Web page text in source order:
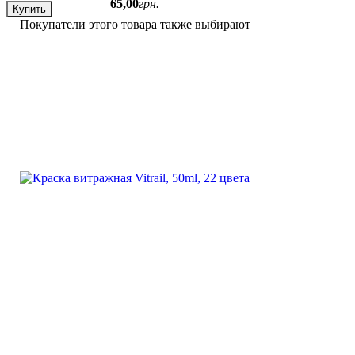
65,00грн.
Купить
Купить
Покупатели этого товара также выбирают